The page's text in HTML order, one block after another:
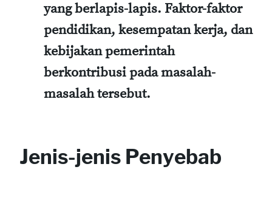
yang berlapis-lapis. Faktor-faktor
pendidikan, kesempatan kerja, dan
kebijakan pemerintah
berkontribusi pada masalah-
masalah tersebut.
Jenis-jenis Penyebab